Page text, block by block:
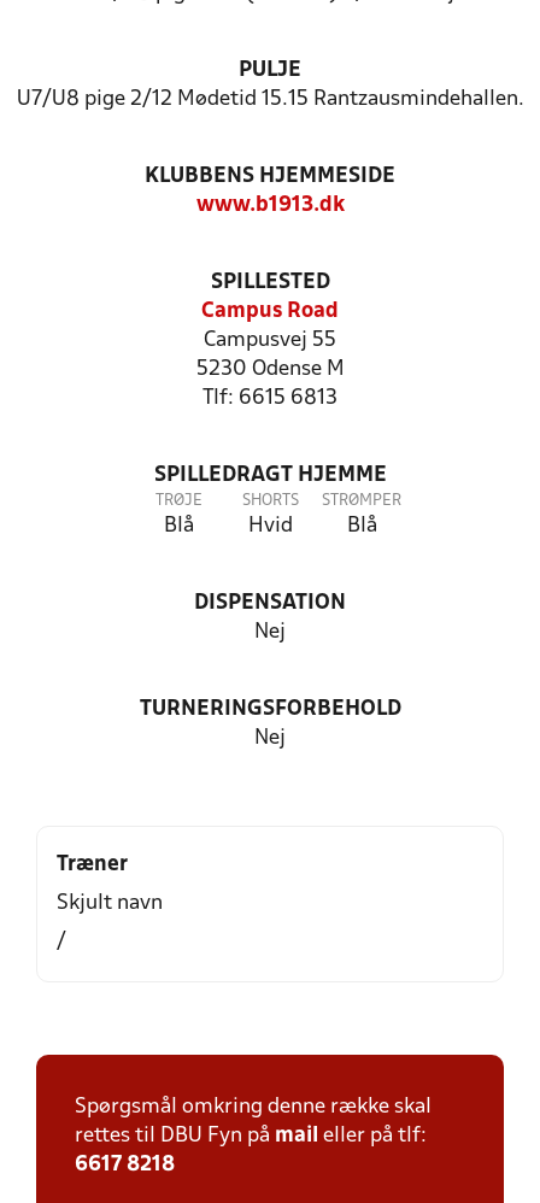
PULJE
U7/U8 pige 2/12 Mødetid 15.15 Rantzausmindehallen.
KLUBBENS HJEMMESIDE
www.b1913.dk
SPILLESTED
Campus Road
Campusvej 55
5230 Odense M
Tlf: 6615 6813
SPILLEDRAGT HJEMME
TRØJE
Blå
SHORTS
Hvid
STRØMPER
Blå
DISPENSATION
Nej
TURNERINGSFORBEHOLD
Nej
Træner
Skjult navn
/
Spørgsmål omkring denne række skal
rettes til DBU Fyn på mail eller på tlf:
6617 8218